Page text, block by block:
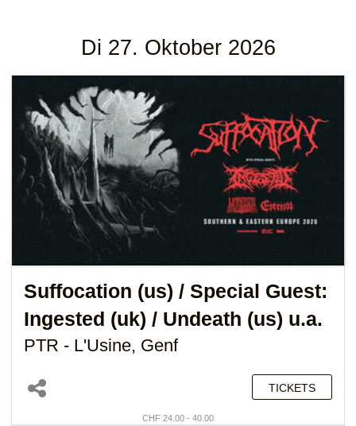
Di 27. Oktober 2026
Suffocation (us) / Special Guest:
Ingested (uk) / Undeath (us) u.a.
PTR - L'Usine, Genf
TICKETS
CHF 24.00 - 40.00